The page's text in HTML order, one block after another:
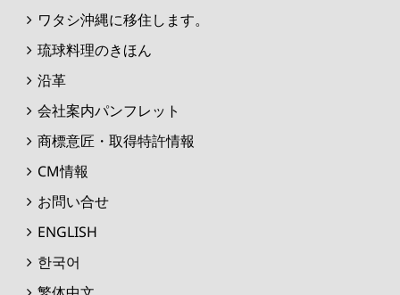
ワタシ沖縄に移住します。
琉球料理のきほん
沿革
会社案内パンフレット
商標意匠・取得特許情報
CM情報
お問い合せ
ENGLISH
한국어